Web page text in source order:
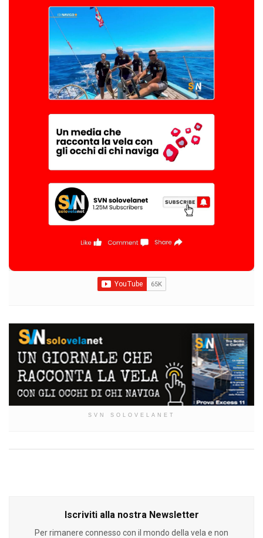
SVN SOLOVELANET
Iscriviti alla nostra Newsletter
Per rimanere connesso con il mondo della vela e non